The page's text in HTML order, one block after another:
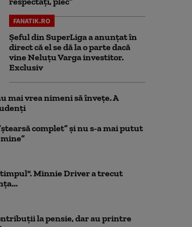
FANATIK.RO
Șeful din SuperLiga a anunțat în
direct că el se dă la o parte dacă
vine Neluțu Varga investitor.
Exclusiv
mai vrea nimeni să înveţe. A
complet” și nu s-a mai putut
Minnie Driver a trecut
la pensie, dar au printre